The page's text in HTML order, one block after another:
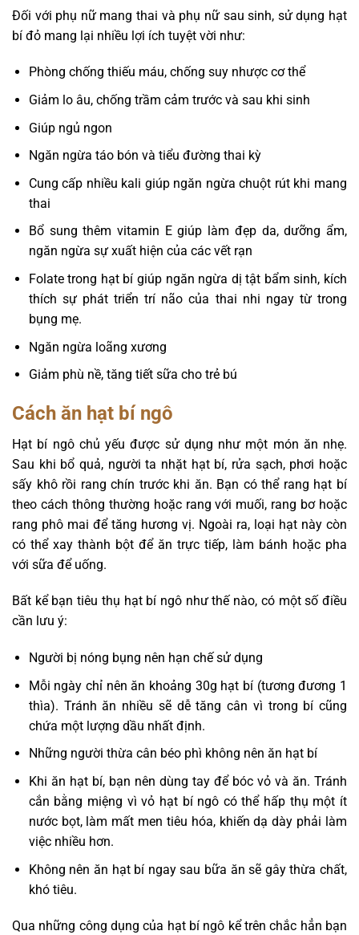
Đối với phụ nữ mang thai và phụ nữ sau sinh, sử dụng hạt
bí đỏ mang lại nhiều lợi ích tuyệt vời như:
Phòng chống thiếu máu, chống suy nhược cơ thể
Giảm lo âu, chống trầm cảm trước và sau khi sinh
Giúp ngủ ngon
Ngăn ngừa táo bón và tiểu đường thai kỳ
Cung cấp nhiều kali giúp ngăn ngừa chuột rút khi mang
thai
Bổ sung thêm vitamin E giúp làm đẹp da, dưỡng ẩm,
ngăn ngừa sự xuất hiện của các vết rạn
Folate trong hạt bí giúp ngăn ngừa dị tật bẩm sinh, kích
thích sự phát triển trí não của thai nhi ngay từ trong
bụng mẹ.
Ngăn ngừa loãng xương
Giảm phù nề, tăng tiết sữa cho trẻ bú
Cách ăn hạt bí ngô
Hạt bí ngô chủ yếu được sử dụng như một món ăn nhẹ.
Sau khi bổ quả, người ta nhặt hạt bí, rửa sạch, phơi hoặc
sấy khô rồi rang chín trước khi ăn. Bạn có thể rang hạt bí
theo cách thông thường hoặc rang với muối, rang bơ hoặc
rang phô mai để tăng hương vị. Ngoài ra, loại hạt này còn
có thể xay thành bột để ăn trực tiếp, làm bánh hoặc pha
với sữa để uống.
Bất kể bạn tiêu thụ hạt bí ngô như thế nào, có một số điều
cần lưu ý:
Người bị nóng bụng nên hạn chế sử dụng
Mỗi ngày chỉ nên ăn khoảng 30g hạt bí (tương đương 1
thìa). Tránh ăn nhiều sẽ dễ tăng cân vì trong bí cũng
chứa một lượng dầu nhất định.
Những người thừa cân béo phì không nên ăn hạt bí
Khi ăn hạt bí, bạn nên dùng tay để bóc vỏ và ăn. Tránh
cắn bằng miệng vì vỏ hạt bí ngô có thể hấp thụ một ít
nước bọt, làm mất men tiêu hóa, khiến dạ dày phải làm
việc nhiều hơn.
Không nên ăn hạt bí ngay sau bữa ăn sẽ gây thừa chất,
khó tiêu.
Qua những công dụng của hạt bí ngô kể trên chắc hẳn bạn